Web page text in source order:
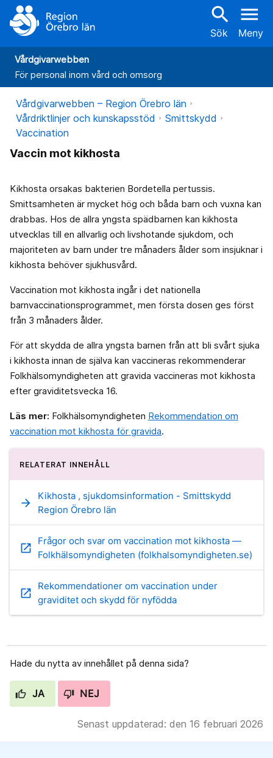
search
Sök
menu
Meny
Vårdgivarwebben
För personal inom vård och omsorg
Vårdgivarwebben – Region Örebro län
Vårdriktlinjer och kunskapsstöd
Smittskydd
Vaccination
Vaccin mot kikhosta
Kikhosta orsakas bakterien Bordetella pertussis.
Smittsamheten är mycket hög och båda barn och vuxna kan
drabbas. Hos de allra yngsta spädbarnen kan kikhosta
utvecklas till en allvarlig och livshotande sjukdom, och
majoriteten av barn under tre månaders ålder som insjuknar i
kikhosta behöver sjukhusvård.
Vaccination mot kikhosta ingår i det nationella
barnvaccinationsprogrammet, men första dosen ges först
från 3 månaders ålder.
För att skydda de allra yngsta barnen från att bli svårt sjuka
i kikhosta innan de själva kan vaccineras rekommenderar
Folkhälsomyndigheten att gravida vaccineras mot kikhosta
efter graviditetsvecka 16.
Läs mer: Folkhälsomyndigheten Rekommendation om
vaccination mot kikhosta för gravida.
RELATERAT INNEHÅLL
arrow_forward
Kikhosta , sjukdomsinformation - Smittskydd
Region Örebro län
open_in_new
Frågor och svar om vaccination mot kikhosta —
Folkhälsomyndigheten (folkhalsomyndigheten.se)
open_in_new
Rekommendationer om vaccination under
graviditet och skydd för nyfödda
Hade du nytta av innehållet på denna sida?
JA NEJ
Senast uppdaterad: den 16 februari 2026